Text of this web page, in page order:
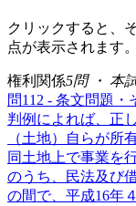
クリックすると、
点が表示されます。
権利関係5問 ・ 本
問112 - 条文問題・
判例によれば、正
（土地）
自らが所
同土地上で事業を
のうち、民法及び
の間で、平成16年